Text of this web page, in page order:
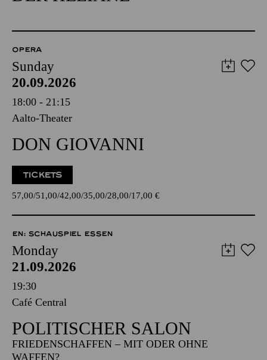
OPERA
Sunday
20.09.2026
18:00 - 21:15
Aalto-Theater
DON GIOVANNI
TICKETS
57,00 51,00 42,00 35,00 28,00 17,00 €
EN: SCHAUSPIEL ESSEN
Monday
21.09.2026
19:30
Café Central
POLITISCHER SALON
FRIEDENSCHAFFEN – MIT ODER OHNE
WAFFEN?